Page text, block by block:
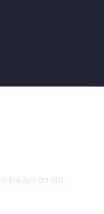
Medya'da bizi